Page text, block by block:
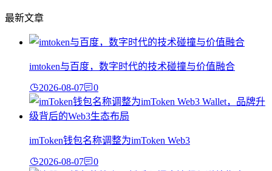
最新文章
imtoken与百度，数字时代的技术碰撞与价值融合
2026-08-07 0
imToken钱包名称调整为imToken Web3
2026-08-07 0